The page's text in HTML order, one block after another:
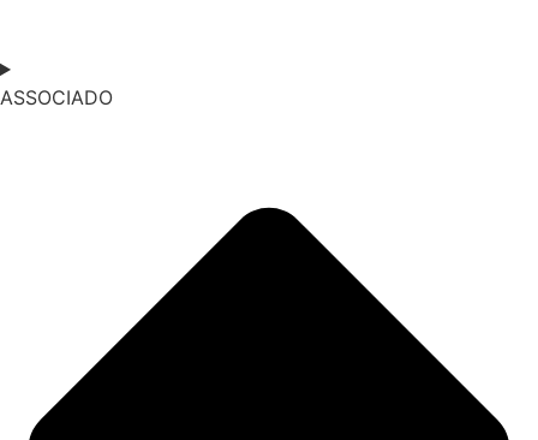
ASSOCIADO